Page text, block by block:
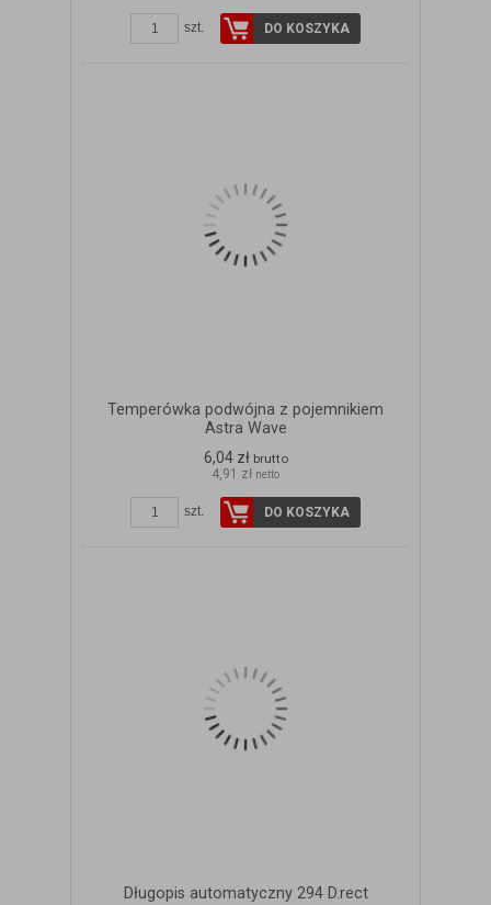
szt. DO KOSZYKA
Temperówka podwójna z pojemnikiem
Astra Wave
6,04 zł brutto
4,91 zł netto
szt. DO KOSZYKA
Długopis automatyczny 294 D.rect